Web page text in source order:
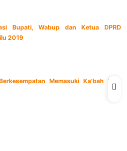
Bupati, Wabup dan Ketua DPRD
2019
Memasuki Ka'bah Saat